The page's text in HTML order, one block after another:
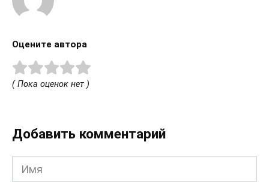
Оцените автора
( Пока оценок нет )
Добавить комментарий
Имя